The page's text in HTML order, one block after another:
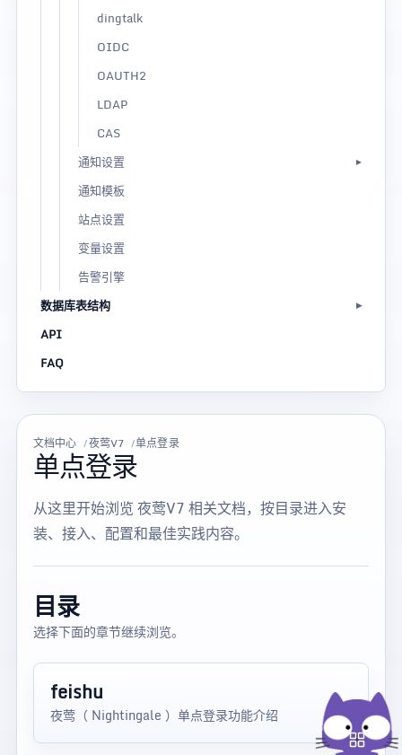
dingtalk
OIDC
OAUTH2
LDAP
CAS
通知设置
通知模板
站点设置
变量设置
告警引擎
数据库表结构
API
FAQ
文档中心 夜莺V7 单点登录
单点登录
从这里开始浏览 夜莺V7 相关文档，按目录进入安
装、接入、配置和最佳实践内容。
目录
选择下面的章节继续浏览。
feishu
夜莺（ Nightingale ）单点登录功能介绍